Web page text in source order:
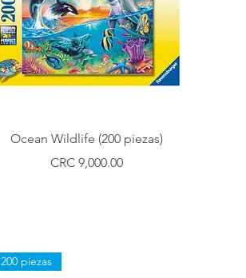
Vista rápida
Ocean Wildlife (200 piezas)
Precio
CRC 9,000.00
200 piezas